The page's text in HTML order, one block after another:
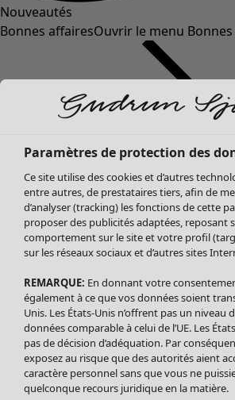
Nouveautés
Bonnes affairesOuvrir le menu
Soldes Vêtements
Tous les vêtements
Robes
Tuniques
Blouses
Tops
Gilets
Pantalon
Jupes
Paramètres de protection des
Ce site utilise des cookies et d’autres
entre autres, de prestataires tiers, afin de
d’analyser (tracking) les fonctions de cette
proposer des publicités adaptées, reposant
comportement sur le site et votre profil
sur les réseaux sociaux et d’autres sites
REMARQUE: En donnant votre
également à ce que vos données soient
Unis. Les États-Unis n’offrent pas un niveau
données comparable à celui de l’UE. Les
pas de décision d’adéquation. Par
exposez au risque que des autorités aient
caractère personnel sans que vous ne
quelconque recours juridique en la matière.